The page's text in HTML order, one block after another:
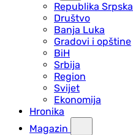
Republika Srpska
Društvo
Banja Luka
Gradovi i opštine
BiH
Srbija
Region
Svijet
Ekonomija
Hronika
Magazin